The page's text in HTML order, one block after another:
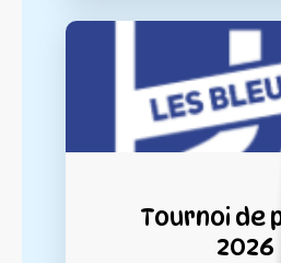
Tournoi de
2026